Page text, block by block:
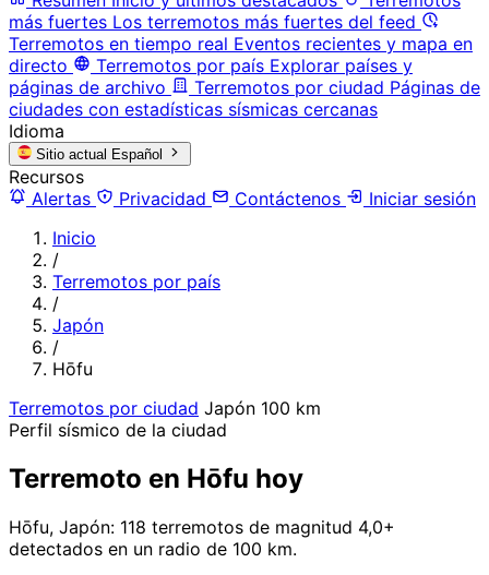
más fuertes Los terremotos más fuertes del feed
Terremotos en tiempo real Eventos recientes y mapa en
directo
Terremotos por país Explorar países y
páginas de archivo
Terremotos por ciudad Páginas de
ciudades con estadísticas sísmicas cercanas
Idioma
Sitio actual Español
Recursos
Alertas
Privacidad Contáctenos
Iniciar sesión
Inicio
/
Terremotos por país
/
Japón
/
Hōfu
Terremotos por ciudad Japón 100 km
Perfil sísmico de la ciudad
Terremoto en Hōfu hoy
Hōfu, Japón: 118 terremotos de magnitud 4,0+
detectados en un radio de 100 km.